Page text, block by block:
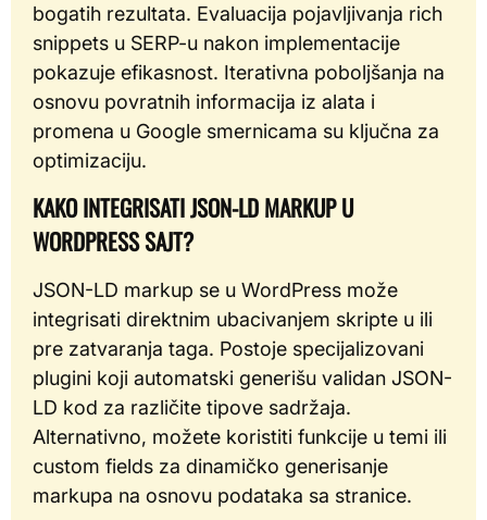
bogatih rezultata. Evaluacija pojavljivanja rich
snippets u SERP-u nakon implementacije
pokazuje efikasnost. Iterativna poboljšanja na
osnovu povratnih informacija iz alata i
promena u Google smernicama su ključna za
optimizaciju.
KAKO INTEGRISATI JSON-LD MARKUP U
WORDPRESS SAJT?
JSON-LD markup se u WordPress može
integrisati direktnim ubacivanjem skripte u ili
pre zatvaranja taga. Postoje specijalizovani
plugini koji automatski generišu validan JSON-
LD kod za različite tipove sadržaja.
Alternativno, možete koristiti funkcije u temi ili
custom fields za dinamičko generisanje
markupa na osnovu podataka sa stranice.